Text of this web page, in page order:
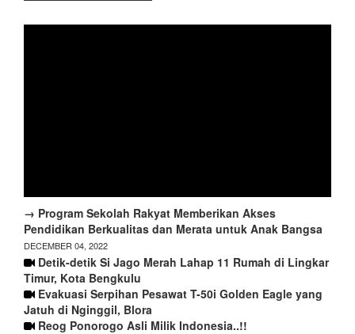
→ Program Sekolah Rakyat Memberikan Akses
Pendidikan Berkualitas dan Merata untuk Anak Bangsa
DECEMBER 04, 2022
Detik-detik Si Jago Merah Lahap 11 Rumah di Lingkar
Timur, Kota Bengkulu
Evakuasi Serpihan Pesawat T-50i Golden Eagle yang
Jatuh di Nginggil, Blora
Reog Ponorogo Asli Milik Indonesia..!!